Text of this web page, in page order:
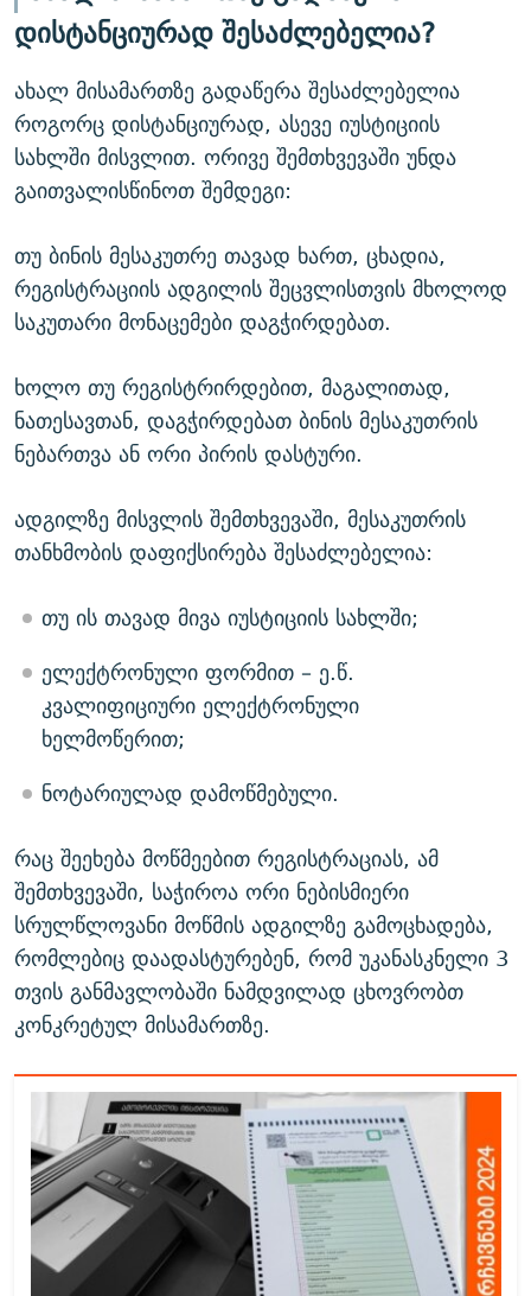
დისტანციურად შესაძლებელია?
ახალ მისამართზე გადაწერა შესაძლებელია
როგორც დისტანციურად, ასევე იუსტიციის
სახლში მისვლით. ორივე შემთხვევაში უნდა
გაითვალისწინოთ შემდეგი:
თუ ბინის მესაკუთრე თავად ხართ, ცხადია,
რეგისტრაციის ადგილის შეცვლისთვის მხოლოდ
საკუთარი მონაცემები დაგჭირდებათ.
ხოლო თუ რეგისტრირდებით, მაგალითად,
ნათესავთან, დაგჭირდებათ ბინის მესაკუთრის
ნებართვა ან ორი პირის დასტური.
ადგილზე მისვლის შემთხვევაში, მესაკუთრის
თანხმობის დაფიქსირება შესაძლებელია:
თუ ის თავად მივა იუსტიციის სახლში;
ელექტრონული ფორმით – ე.წ.
კვალიფიციური ელექტრონული
ხელმოწერით;
ნოტარიულად დამოწმებული.
რაც შეეხება მოწმეებით რეგისტრაციას, ამ
შემთხვევაში, საჭიროა ორი ნებისმიერი
სრულწლოვანი მოწმის ადგილზე გამოცხადება,
რომლებიც დაადასტურებენ, რომ უკანასკნელი 3
თვის განმავლობაში ნამდვილად ცხოვრობთ
კონკრეტულ მისამართზე.